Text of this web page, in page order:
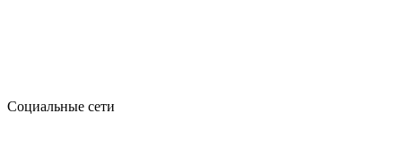
Социальные сети